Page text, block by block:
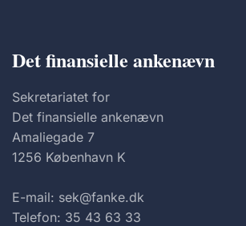
Det finansielle ankenævn
Sekretariatet for
Det finansielle ankenævn
Amaliegade 7
1256 København K
E-mail: sek@fanke.dk
Telefon: 35 43 63 33